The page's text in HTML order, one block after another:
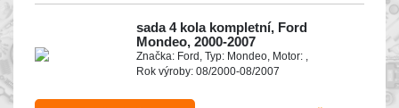
sada 4 kola kompletní, Ford
Mondeo, 2000-2007
Značka: Ford, Typ: Mondeo, Motor: ,
Rok výroby: 08/2000-08/2007